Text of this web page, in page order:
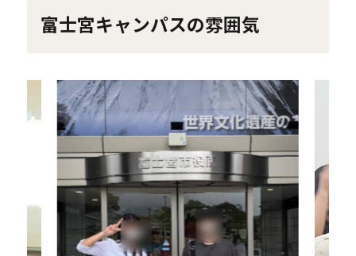
富士宮キャンパスの雰囲気